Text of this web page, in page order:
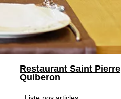
Restaurant Saint Pierre
Quiberon